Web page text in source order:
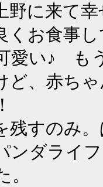
野に来て
くお食事
愛い♪ も
ど、赤ち
残すのみ
ンダライ